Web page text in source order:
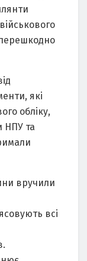
які
обліку,
НПУ та
вручили
всі